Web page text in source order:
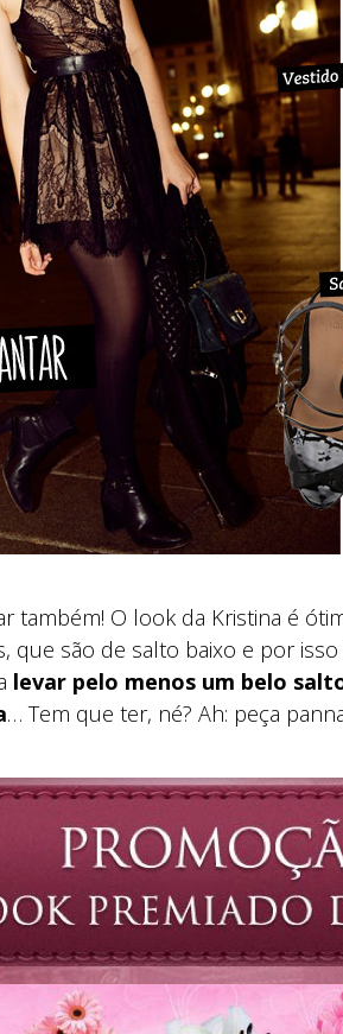
também! O look da Kristina é
que são de salto baixo e por
levar pelo menos um belo
… Tem que ter, né? Ah: peça